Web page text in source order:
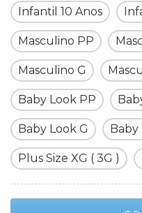
Infantil 10 Anos
Masculino PP
Masculino G
Baby Look PP
Baby Look G Baby
Plus Size XG ( 3G )